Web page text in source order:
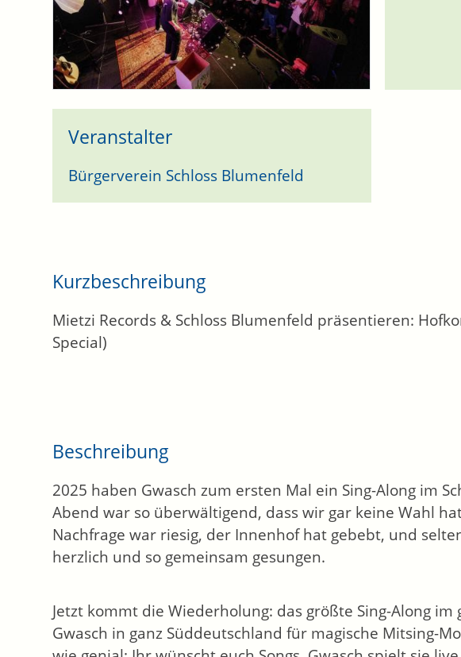
Kurzbeschreibung
Mietzi Records & Schloss Blumenfeld präsentieren:
Special)
Beschreibung
2025 haben Gwasch zum ersten Mal ein Sing-Along im
Abend war so überwältigend, dass wir gar keine Wahl
Nachfrage war riesig, der Innenhof hat gebebt, und
herzlich und so gemeinsam gesungen.
Jetzt kommt die Wiederholung: das größte Sing-Along im
Gwasch in ganz Süddeutschland für magische Mitsing-
Veranstalter
Bürgerverein Schloss Blumenfeld